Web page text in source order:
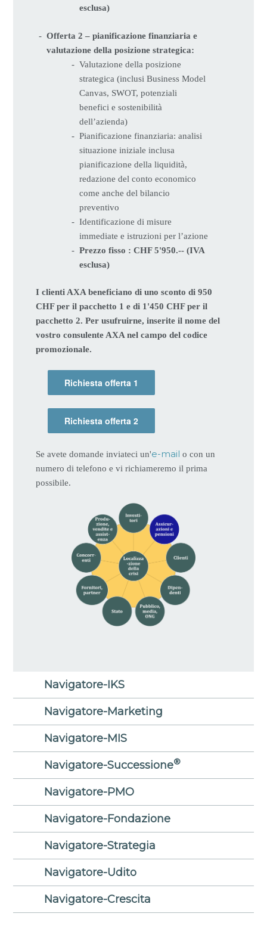
esclusa)
Offerta 2 – pianificazione finanziaria e
valutazione della posizione strategica:
Valutazione della posizione
strategica (inclusi Business Model
Canvas, SWOT, potenziali
benefici e sostenibilità
dell’azienda)
Pianificazione finanziaria: analisi
situazione iniziale inclusa
pianificazione della liquidità,
redazione del conto economico
come anche del bilancio
preventivo
Identificazione di misure
immediate e istruzioni per l’azione
Prezzo fisso : CHF 5'950.-- (IVA
esclusa)
I clienti AXA beneficiano di uno sconto di 950
CHF per il pacchetto 1 e di 1'450 CHF per il
pacchetto 2. Per usufruirne, inserite il nome del
vostro consulente AXA nel campo del codice
promozionale.
Se avete domande inviateci un'e-mail o con un
numero di telefono e vi richiameremo il prima
possibile.
Navigatore-IKS
Navigatore-Marketing
Navigatore-MIS
Navigatore-Successione®
Navigatore-PMO
Navigatore-Fondazione
Navigatore-Strategia
Navigatore-Udito
Navigatore-Crescita